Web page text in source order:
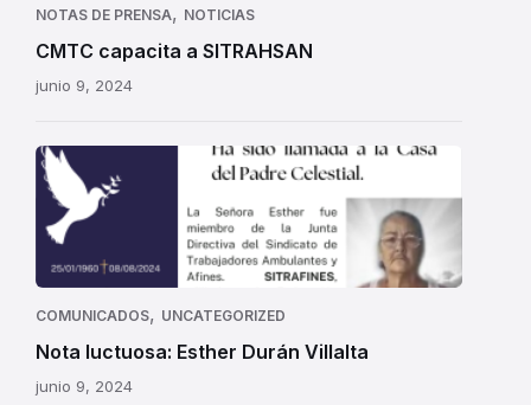
NOTAS DE PRENSA, NOTICIAS
CMTC capacita a SITRAHSAN
junio 9, 2024
COMUNICADOS, UNCATEGORIZED
Nota luctuosa: Esther Durán Villalta
junio 9, 2024